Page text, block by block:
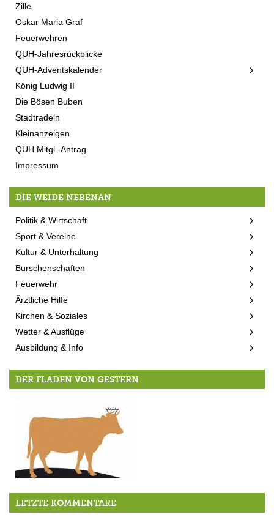
Zille
Oskar Maria Graf
Feuerwehren
QUH-Jahresrückblicke
QUH-Adventskalender
König Ludwig II
Die Bösen Buben
Stadtradeln
Kleinanzeigen
QUH Mitgl.-Antrag
Impressum
DIE WEIDE NEBENAN
Politik & Wirtschaft
Sport & Vereine
Kultur & Unterhaltung
Burschenschaften
Feuerwehr
Ärztliche Hilfe
Kirchen & Soziales
Wetter & Ausflüge
Ausbildung & Info
DER FLADEN VON GESTERN
Kontakt
LETZTE KOMMENTARE